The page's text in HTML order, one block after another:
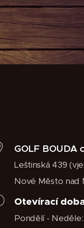
GOLF BOUDA
Leštinská 439
Nové Město nad
Otevírací
Pondělí -